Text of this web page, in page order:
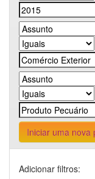
Iniciar uma nova
Adicionar filtros: